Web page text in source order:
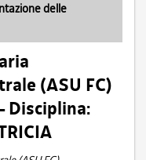
delle
(ASU FC)
Disciplina: